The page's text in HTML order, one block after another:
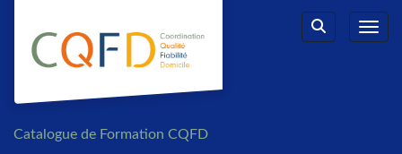
Rechercher
Catalogue de Formation CQFD